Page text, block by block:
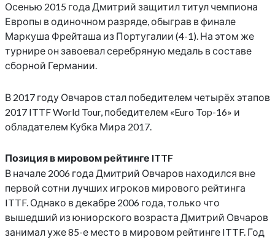
Осенью 2015 года Дмитрий защитил титул чемпиона
Европы в одиночном разряде, обыграв в финале
Маркуша Фрейташа из Португалии (4-1). На этом же
турнире он завоевал серебряную медаль в составе
сборной Германии.
В 2017 году Овчаров стал победителем четырёх этапов
2017 ITTF World Tour, победителем «Euro Top-16» и
обладателем Кубка Мира 2017.
Позиция в мировом рейтинге ITTF
В начале 2006 года Дмитрий Овчаров находился вне
первой сотни лучших игроков мирового рейтинга
ITTF. Однако в декабре 2006 года, только что
вышедший из юниорского возраста Дмитрий Овчаров
занимал уже 85-е место в мировом рейтинге ITTF. Год